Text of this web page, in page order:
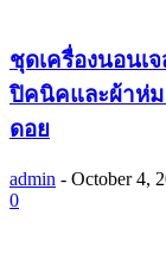
ชุดเครื่องนอนเ
ปิคนิคและผ้าห่ม
ดอย
admin - October 4,
0